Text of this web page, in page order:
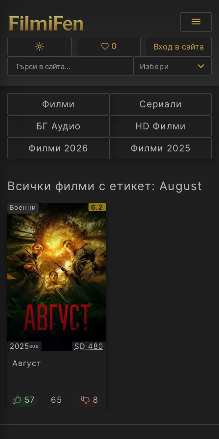
Избери
Ф
С
А
Превключване
тъмна
тема
Любими
0 Вход в сайта
Филми
Сериали
БГ Аудио
HD Филми
Филми 2026
Филми 2025
Всички филми с етикет: August
Военни
IMDb
рейтинг:
6.2
2025SUB
Субтитри Качество:
SD 480
Август
57 65 8